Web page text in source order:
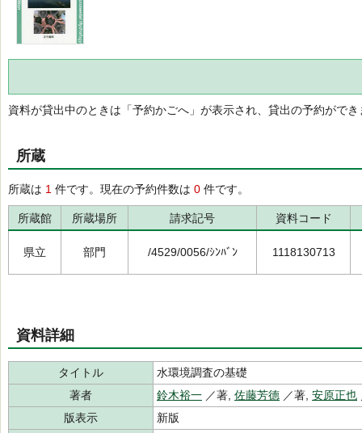
資料が貸出中のときは「予約かごへ」が表示され、貸出の予約ができ
所蔵
所蔵は 1 件です。現在の予約件数は 0 件です。
所蔵館 所蔵場所 請求記号 資料コード
県立 部門 /4529/0056/ｼﾝﾊﾞﾝ 1118130713
資料詳細
タイトル
水環境調査の基礎
著者
鈴木裕一 ／著, 佐藤芳德 ／著, 安原正也
版表示
新版